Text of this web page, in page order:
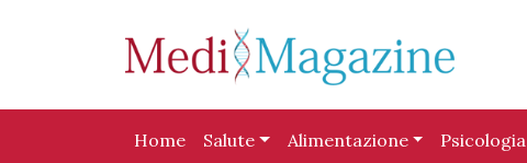
Home Salute Alimentazione Psicologia